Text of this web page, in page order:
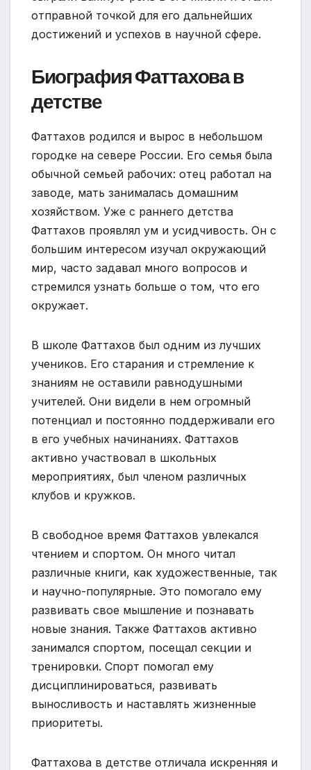
отправной точкой для его дальнейших
достижений и успехов в научной сфере.
Биография Фаттахова в
детстве
Фаттахов родился и вырос в небольшом
городке на севере России. Его семья была
обычной семьей рабочих: отец работал на
заводе, мать занималась домашним
хозяйством. Уже с раннего детства
Фаттахов проявлял ум и усидчивость. Он с
большим интересом изучал окружающий
мир, часто задавал много вопросов и
стремился узнать больше о том, что его
окружает.
В школе Фаттахов был одним из лучших
учеников. Его старания и стремление к
знаниям не оставили равнодушными
учителей. Они видели в нем огромный
потенциал и постоянно поддерживали его
в его учебных начинаниях. Фаттахов
активно участвовал в школьных
мероприятиях, был членом различных
клубов и кружков.
В свободное время Фаттахов увлекался
чтением и спортом. Он много читал
различные книги, как художественные, так
и научно-популярные. Это помогало ему
развивать свое мышление и познавать
новые знания. Также Фаттахов активно
занимался спортом, посещал секции и
тренировки. Спорт помогал ему
дисциплинироваться, развивать
выносливость и наставлять жизненные
приоритеты.
Фаттахова в детстве отличала искренняя и